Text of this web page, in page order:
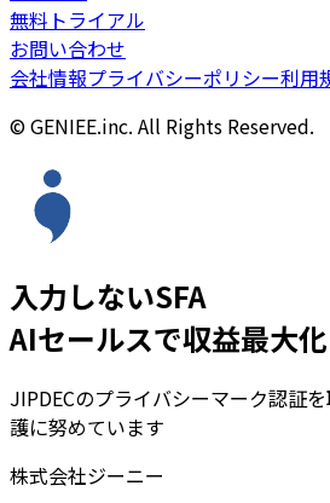
無料トライアル
お問い合わせ
会社情報プライバシーポリシー利用
© GENIEE.inc. All Rights Reserved.
入力しないSFA
AIセールスで収益最大化
JIPDECのプライバシーマーク認証
護に努めています
株式会社ジーニー